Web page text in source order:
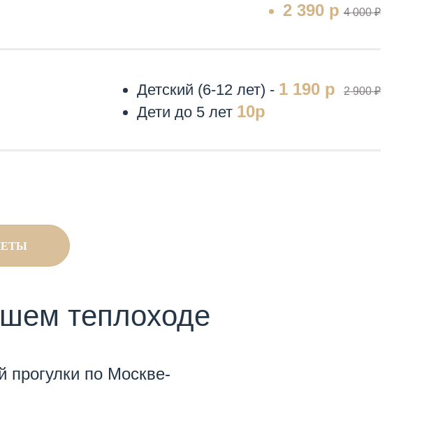
2 390 р 4 000 ₽
Детский (6-12 лет) - 1 190 р 2 900 ₽
Дети до 5 лет 10р
теплоходе
прогулки по Москве-